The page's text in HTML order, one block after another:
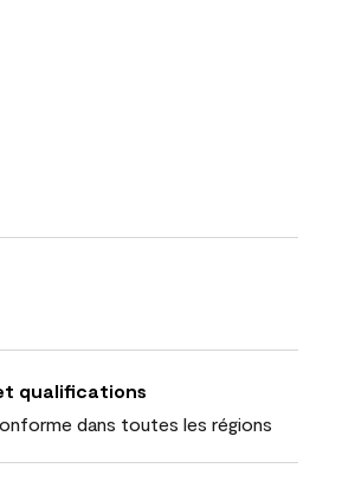
qualifications
dans toutes les régions